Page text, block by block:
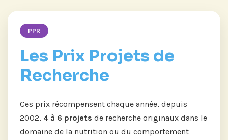
PPR
Les Prix Projets de
Recherche
Ces prix récompensent chaque année, depuis
2002, 4 à 6 projets de recherche originaux dans le
domaine de la nutrition ou du comportement